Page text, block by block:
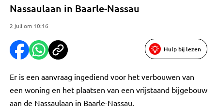
Nassaulaan in Baarle-Nassau
2 juli om 10:16
Hulp bij lezen
Er is een aanvraag ingediend voor het verbouwen van
een woning en het plaatsen van een vrijstaand bijgebouw
aan de Nassaulaan in Baarle-Nassau.